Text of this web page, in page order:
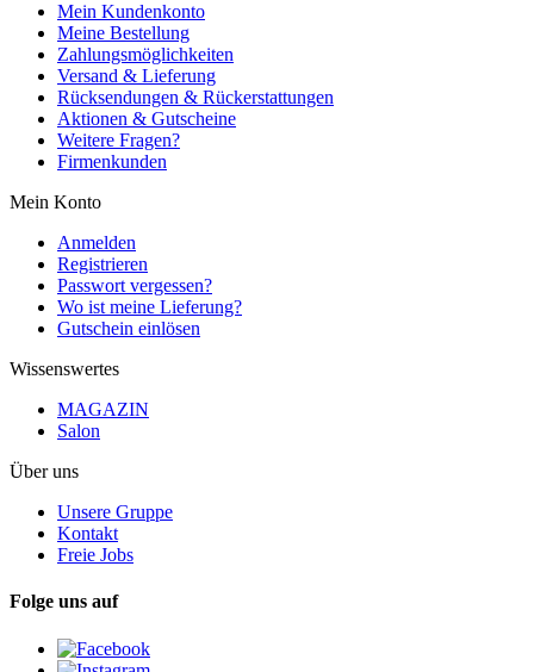
Mein Kundenkonto
Meine Bestellung
Zahlungsmöglichkeiten
Versand & Lieferung
Rücksendungen & Rückerstattungen
Aktionen & Gutscheine
Weitere Fragen?
Firmenkunden
Mein Konto
Anmelden
Registrieren
Passwort vergessen?
Wo ist meine Lieferung?
Gutschein einlösen
Wissenswertes
MAGAZIN
Salon
Über uns
Unsere Gruppe
Kontakt
Freie Jobs
Folge uns auf